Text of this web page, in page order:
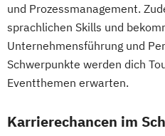
und Prozessmanagement.
sprachlichen Skills und
Unternehmensführung und
Schwerpunkte werden dich
Eventthemen erwarten.
Karrierechancen im